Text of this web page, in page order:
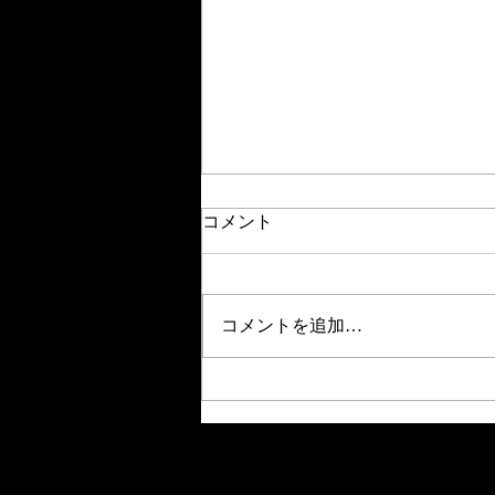
サンコウチョウ
コメント
コメントを追加…